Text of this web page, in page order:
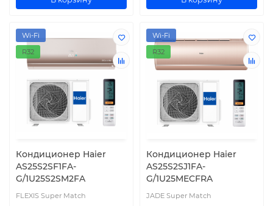
Wi-Fi
R32
Кондиционер Haier
AS25S2SF1FA-
G/1U25S2SM2FA
FLEXIS Super Match
Wi-Fi
R32
Кондиционер Haier
AS25S2SJ1FA-
G/1U25MECFRA
JADE Super Match